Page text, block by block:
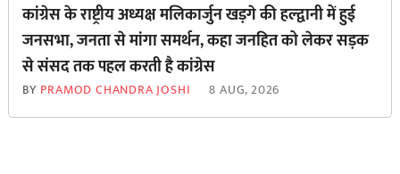
कांग्रेस के राष्ट्रीय अध्यक्ष मलिकार्जुन खड़गे की हल्द्वानी में हुई
जनसभा, जनता से मांगा समर्थन, कहा जनहित को लेकर सड़क
से ‌संसद तक पहल करती है कांग्रेस
BY PRAMOD CHANDRA JOSHI 8 AUG, 2026